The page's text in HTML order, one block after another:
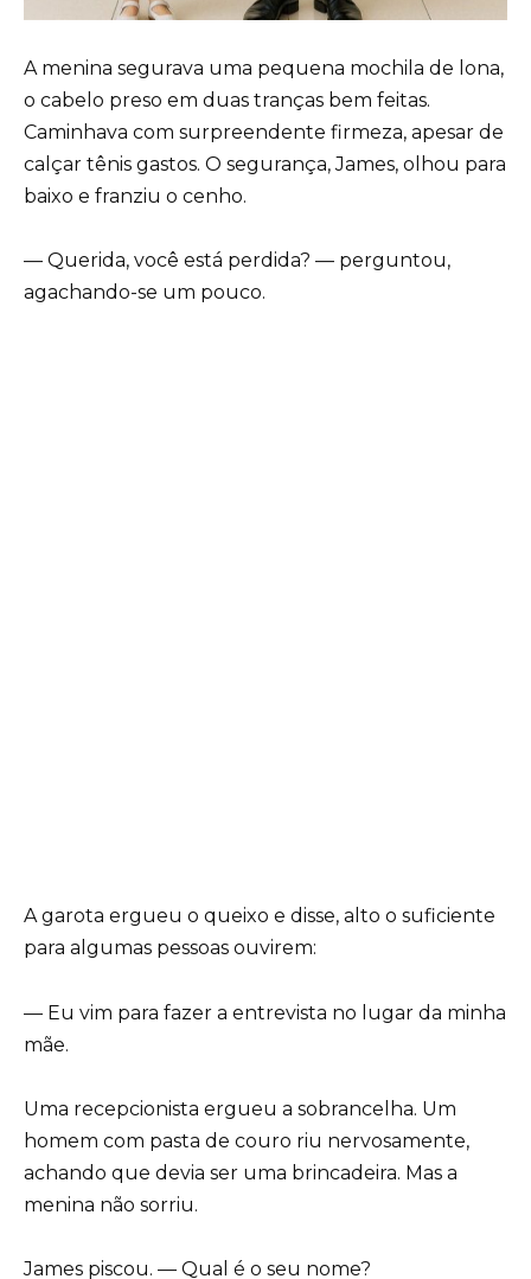
A menina segurava uma pequena mochila de lona,
o cabelo preso em duas tranças bem feitas.
Caminhava com surpreendente firmeza, apesar de
calçar tênis gastos. O segurança, James, olhou para
baixo e franziu o cenho.
— Querida, você está perdida? — perguntou,
agachando-se um pouco.
A garota ergueu o queixo e disse, alto o suficiente
para algumas pessoas ouvirem:
— Eu vim para fazer a entrevista no lugar da minha
mãe.
Uma recepcionista ergueu a sobrancelha. Um
homem com pasta de couro riu nervosamente,
achando que devia ser uma brincadeira. Mas a
menina não sorriu.
James piscou. — Qual é o seu nome?